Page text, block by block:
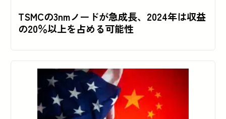
TSMCの3nmノードが急成長、2024年は収益
の20％以上を占める可能性